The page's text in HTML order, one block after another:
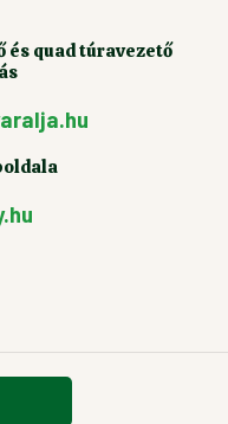
és quad túravezető